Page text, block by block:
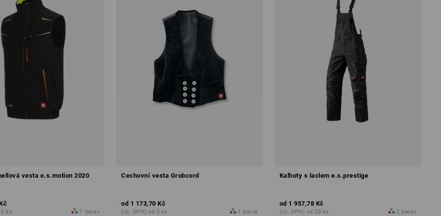
vesta e.s.motion 2020
ks 7 barev
Cechovní vesta Grobcord
od 1 173,70 Kč
(vč. DPH) od 5 ks 1 barva
Kalhoty s laclem e.s.prestige
od 1 957,78 Kč
(vč. DPH) od 20 ks 2 barev